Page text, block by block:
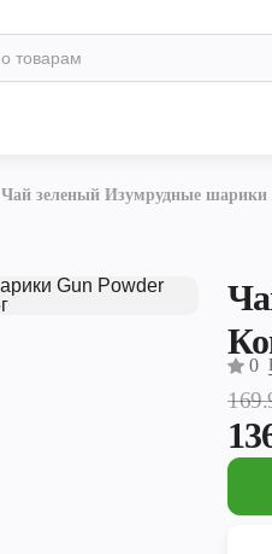
Чай зеленый Изумрудные шарики
0